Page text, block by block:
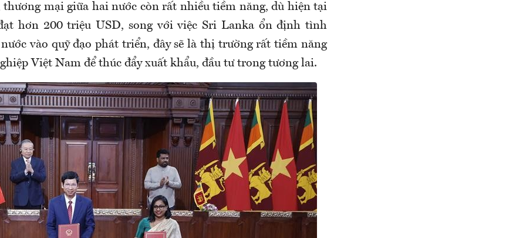
mại giữa hai nước còn rất nhiều tiềm năng, dù hiện tại
hơn 200 triệu USD, song với việc Sri Lanka ổn định tình
vào quỹ đạo phát triển, đây sẽ là thị trường rất tiềm năng
Việt Nam để thúc đẩy xuất khẩu, đầu tư trong tương lai.